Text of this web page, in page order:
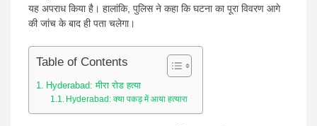
यह अपराध किया है। हालांकि, पुलिस ने कहा कि घटना का पूरा विवरण आगे
की जांच के बाद ही पता चलेगा।
Table of Contents
Hyderabad: मीरा रोड हत्या
Hyderabad: क्या पकड़ में आया हत्यारा